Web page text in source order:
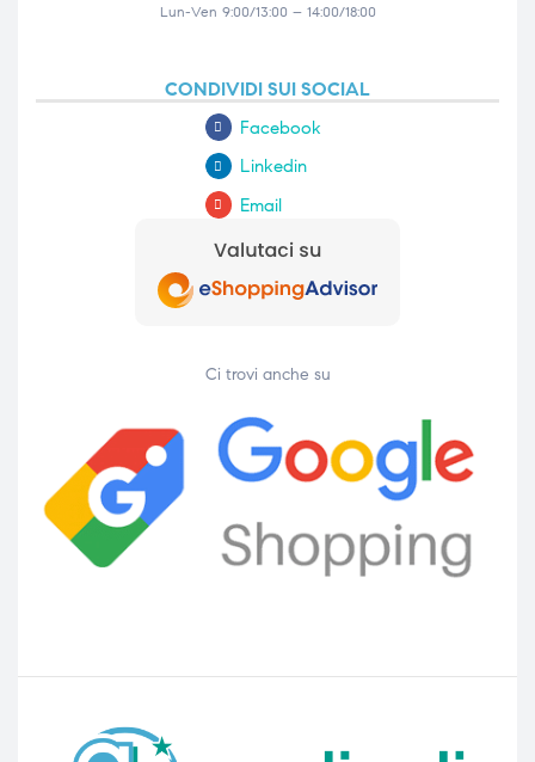
Lun-Ven 9:00/13:00 – 14:00/18:00
CONDIVIDI SUI SOCIAL
Facebook
Linkedin
Email
Ci trovi anche su